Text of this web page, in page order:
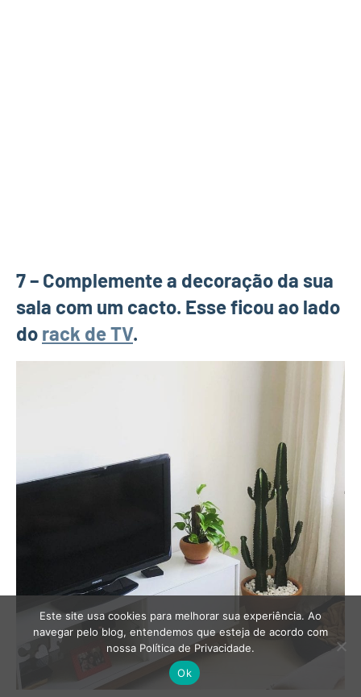
7 – Complemente a decoração da sua
sala com um cacto. Esse ficou ao lado
do rack de TV.
Este site usa cookies para melhorar sua experiência. Ao
navegar pelo blog, entendemos que esteja de acordo com
nossa Política de Privacidade.
Ok